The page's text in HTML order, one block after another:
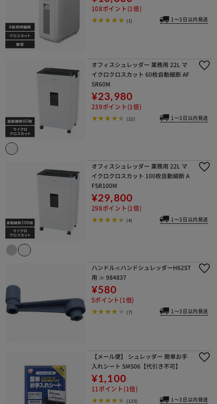
108ポイント(1倍)
(1) 1～3日以内発送
オフィスシュレッダー 業務用 22L マ
イクロクロスカット 60枚自動細断 AF
SR60M
¥23,980
239ポイント(1倍)
(22) 1～3日以内発送
オフィスシュレッダー 業務用 22L マ
イクロクロスカット 100枚自動細断 A
FSR100M
¥29,800
298ポイント(1倍)
(4) 1～3日以内発送
ハンドル≪ハンドシュレッダーH62ST
用 ≫ 984837
¥580
5ポイント(1倍)
(7) 1～3日以内発送
【メール便】 シュレッダー 簡単お手
入れシート SMS06【代引き不可】
¥1,100
11ポイント(1倍)
(125) 1～3日以内発送